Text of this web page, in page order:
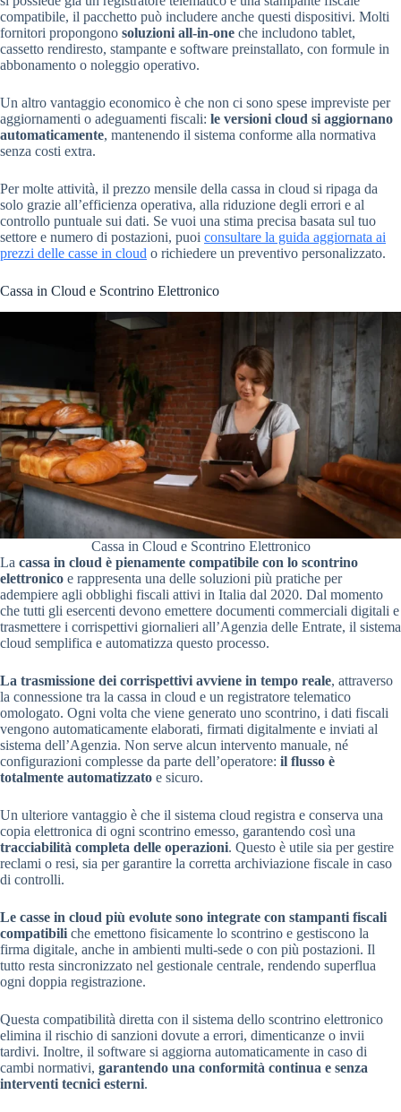
compatibile, il pacchetto può includere anche questi dispositivi. Molti
fornitori propongono soluzioni all-in-one che includono tablet,
cassetto rendiresto, stampante e software preinstallato, con formule in
abbonamento o noleggio operativo.
Un altro vantaggio economico è che non ci sono spese impreviste per
aggiornamenti o adeguamenti fiscali: le versioni cloud si aggiornano
automaticamente, mantenendo il sistema conforme alla normativa
senza costi extra.
Per molte attività, il prezzo mensile della cassa in cloud si ripaga da
solo grazie all’efficienza operativa, alla riduzione degli errori e al
controllo puntuale sui dati. Se vuoi una stima precisa basata sul tuo
settore e numero di postazioni, puoi consultare la guida aggiornata ai
prezzi delle casse in cloud o richiedere un preventivo personalizzato.
Cassa in Cloud e Scontrino Elettronico
Cassa in Cloud e Scontrino Elettronico
La cassa in cloud è pienamente compatibile con lo scontrino
elettronico e rappresenta una delle soluzioni più pratiche per
adempiere agli obblighi fiscali attivi in Italia dal 2020. Dal momento
che tutti gli esercenti devono emettere documenti commerciali digitali e
trasmettere i corrispettivi giornalieri all’Agenzia delle Entrate, il sistema
cloud semplifica e automatizza questo processo.
La trasmissione dei corrispettivi avviene in tempo reale, attraverso
la connessione tra la cassa in cloud e un registratore telematico
omologato. Ogni volta che viene generato uno scontrino, i dati fiscali
vengono automaticamente elaborati, firmati digitalmente e inviati al
sistema dell’Agenzia. Non serve alcun intervento manuale, né
configurazioni complesse da parte dell’operatore: il flusso è
totalmente automatizzato e sicuro.
Un ulteriore vantaggio è che il sistema cloud registra e conserva una
copia elettronica di ogni scontrino emesso, garantendo così una
tracciabilità completa delle operazioni. Questo è utile sia per gestire
reclami o resi, sia per garantire la corretta archiviazione fiscale in caso
di controlli.
Le casse in cloud più evolute sono integrate con stampanti fiscali
compatibili che emettono fisicamente lo scontrino e gestiscono la
firma digitale, anche in ambienti multi-sede o con più postazioni. Il
tutto resta sincronizzato nel gestionale centrale, rendendo superflua
ogni doppia registrazione.
Questa compatibilità diretta con il sistema dello scontrino elettronico
elimina il rischio di sanzioni dovute a errori, dimenticanze o invii
tardivi. Inoltre, il software si aggiorna automaticamente in caso di
cambi normativi, garantendo una conformità continua e senza
interventi tecnici esterni.